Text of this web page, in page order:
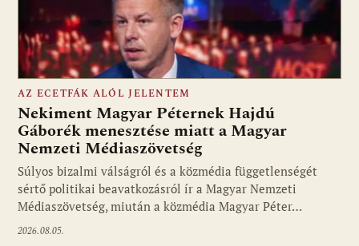
Fotó: media1.hu
AZ ECETFÁK ALÓL JELENTEM
Nekiment Magyar Péternek Hajdú
Gáborék menesztése miatt a Magyar
Nemzeti Médiaszövetség
Súlyos bizalmi válságról és a közmédia függetlenségét
sértő politikai beavatkozásról ír a Magyar Nemzeti
Médiaszövetség, miután a közmédia Magyar Péter…
2026.08.05.